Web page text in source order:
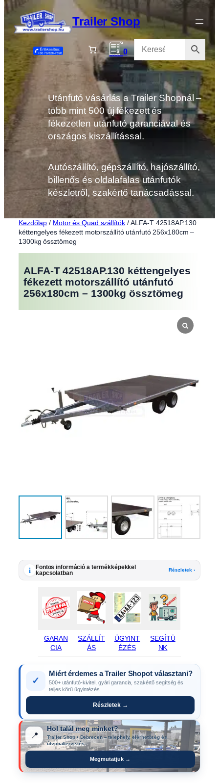
Ugrás
a
tartalomhoz
Trailer Shop
0
Utánfutó vásárlás a Trailer Shopnál –
több mint 500 új fékezett és
fékezetlen utánfutó garanciával és
országos kiszállítással.
Autószállító, gépszállító, hajószállító,
billenős és oldalafalas utánfutók
készletről, szakértő tanácsadással.
Kezdőlap / Motor és Quad szállítók/ ALFA-T 42518AP.130
kéttengelyes fékezett motorszállító utánfutó 256x180cm –
1300kg össztömeg
ALFA-T 42518AP.130 kéttengelyes
fékezett motorszállító utánfutó
256x180cm – 1300kg össztömeg
i
Fontos információ a termékképekkel
kapcsolatban
Részletek ›
GARAN
CIA
SZÁLLÍT
ÁS
ÜGYINT
ÉZÉS
SEGÍTÜ
NK
✓
Miért érdemes a Trailer Shopot választani?
500+ utánfutó-kivitel, gyári garancia, szakértő segítség és
teljes körű ügyintézés.
Részletek →
📍
Hol talál meg minket?
Trailer Shop • Debrecen – telephely, elérhetőség és
útvonaltervezés.
Megmutatjuk →